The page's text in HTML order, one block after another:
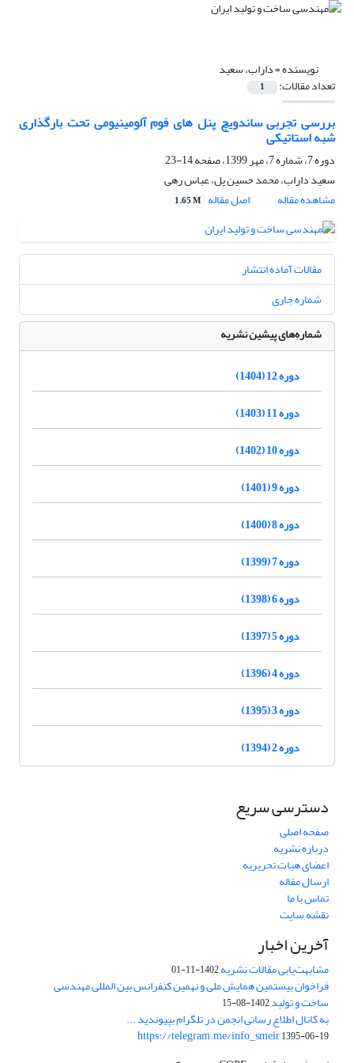
نویسنده =داراب، سعید
تعداد مقالات: 1
بررسی تجربی ساندویچ‌ پنل های فوم آلومینیومی تحت بارگذاری
شبه استاتیکی
دوره 7، شماره 7، مهر 1399، صفحه
14-23
سعید داراب، محمد حسین پل، عباس رهی
مشاهده مقاله
اصل مقاله 1.65 M
مقالات آماده انتشار
شماره جاری
شماره‌های پیشین نشریه
دوره 12 (1404)
دوره 11 (1403)
دوره 10 (1402)
دوره 9 (1401)
دوره 8 (1400)
دوره 7 (1399)
دوره 6 (1398)
دوره 5 (1397)
دوره 4 (1396)
دوره 3 (1395)
دوره 2 (1394)
دسترسی سریع
صفحه اصلی
درباره نشریه
اعضای هیات تحریریه
ارسال مقاله
تماس با ما
نقشه سایت
آخرین اخبار
مشابهت‌یابی مقالات نشریه1402-11-01
فراخوان بیستمین همایش ملی و نهمین کنفرانس بین المللی مهندسی
ساخت و تولید1402-08-15
به کانال اطلاع رسانی انجمن در تلگرام بپیوندید ...
https://telegram.me/info_smeir1395-06-19